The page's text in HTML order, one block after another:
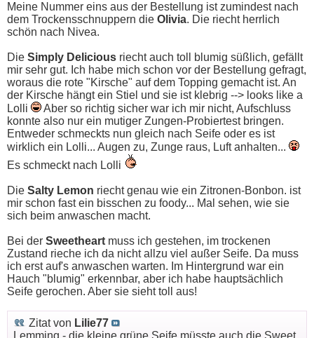
Meine Nummer eins aus der Bestellung ist zumindest nach
dem Trockensschnuppern die Olivia. Die riecht herrlich
schön nach Nivea.
Die Simply Delicious riecht auch toll blumig süßlich, gefällt
mir sehr gut. Ich habe mich schon vor der Bestellung gefragt,
woraus die rote "Kirsche" auf dem Topping gemacht ist. An
der Kirsche hängt ein Stiel und sie ist klebrig --> looks like a
Lolli
Aber so richtig sicher war ich mir nicht, Aufschluss
konnte also nur ein mutiger Zungen-Probiertest bringen.
Entweder schmeckts nun gleich nach Seife oder es ist
wirklich ein Lolli... Augen zu, Zunge raus, Luft anhalten...
Es schmeckt nach Lolli
Die Salty Lemon riecht genau wie ein Zitronen-Bonbon. ist
mir schon fast ein bisschen zu foody... Mal sehen, wie sie
sich beim anwaschen macht.
Bei der Sweetheart muss ich gestehen, im trockenen
Zustand rieche ich da nicht allzu viel außer Seife. Da muss
ich erst auf's anwaschen warten. Im Hintergrund war ein
Hauch "blumig" erkennbar, aber ich habe hauptsächlich
Seife gerochen. Aber sie sieht toll aus!
Zitat von Lilie77